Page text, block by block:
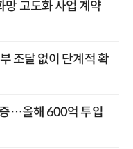
망 고도화 사업 계약
조달 없이 단계적 확
…올해 600억 투입